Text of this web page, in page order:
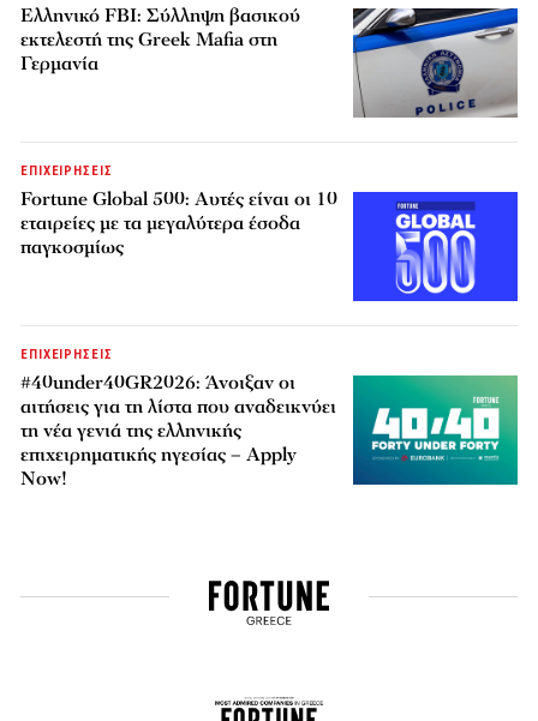
Ελληνικό FBI: Σύλληψη βασικού
εκτελεστή της Greek Mafia στη
Γερμανία
ΕΠΙΧΕΙΡΗΣΕΙΣ
Fortune Global 500: Αυτές είναι οι 10
εταιρείες με τα μεγαλύτερα έσοδα
παγκοσμίως
ΕΠΙΧΕΙΡΗΣΕΙΣ
#40under40GR2026: Άνοιξαν οι
αιτήσεις για τη λίστα που αναδεικνύει
τη νέα γενιά της ελληνικής
επιχειρηματικής ηγεσίας – Apply
Now!